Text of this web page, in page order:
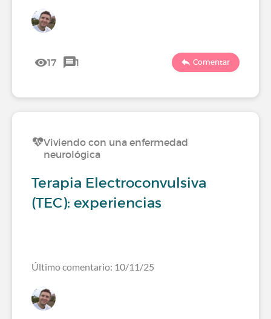
17 1 Comentar
Viviendo con una enfermedad
neurológica
Terapia Electroconvulsiva
(TEC): experiencias
Último comentario: 10/11/25